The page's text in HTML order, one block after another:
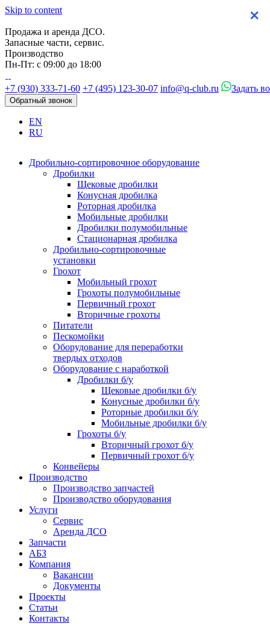
Skip to content
Продажа и аренда ДСО.
Запасные части, сервис.
Производство
Пн-Пт: с 09:00 до 18:00
+7 (930) 333-71-60 +7 (495) 123-30-07 info@q-club.ru Задать
Обратный звонок
EN
RU
Дробильно-сортировочное оборудование
Дробилки
Щековые дробилки
Конусная дробилка
Роторная дробилка
Мобильные дробилки
Дробилки полумобильные
Стационарная дробилка
Дробильно-сортировочные
установки
Грохот
Мобильный грохот
Грохоты полумобильные
Первичный грохот
Вторичные грохоты
Питатели
Пескомойки
Оборудование для переработки
твердых отходов
Оборудование с наработкой
Дробилки б/у
Щековые дробилки б/у
Конусные дробилки б/у
Роторные дробилки б/у
Мобильные дробилки б/у
Грохоты б/у
Вторичный грохот б/у
Первичный грохот б/у
Конвейеры
Производство
Производство запчастей
Производство оборудования
Услуги
Сервис
Аренда ДСО
Запчасти
АБЗ
Компания
Вакансии
Документы
Проекты
Статьи
Контакты
×
×
×
×